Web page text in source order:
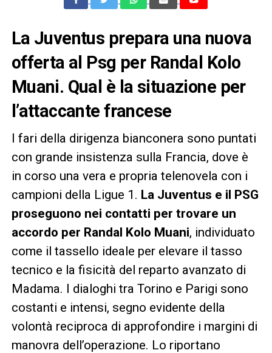
La Juventus prepara una nuova
offerta al Psg per Randal Kolo
Muani. Qual è la situazione per
l’attaccante francese
I fari della dirigenza bianconera sono puntati
con grande insistenza sulla Francia, dove è
in corso una vera e propria telenovela con i
campioni della Ligue 1. La Juventus e il PSG
proseguono nei contatti per trovare un
accordo per Randal Kolo Muani, individuato
come il tassello ideale per elevare il tasso
tecnico e la fisicità del reparto avanzato di
Madama. I dialoghi tra Torino e Parigi sono
costanti e intensi, segno evidente della
volontà reciproca di approfondire i margini di
manovra dell’operazione. Lo riportano